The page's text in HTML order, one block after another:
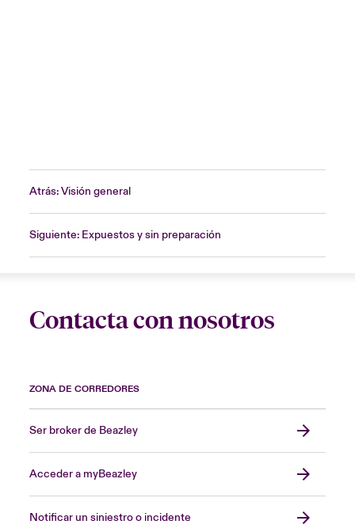
Atrás: Visión general
Siguiente: Expuestos y sin preparación
Contacta con nosotros
ZONA DE CORREDORES
Ser broker de Beazley
Acceder a myBeazley
Notificar un siniestro o incidente